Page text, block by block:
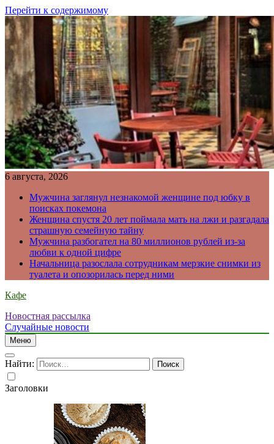
Перейти к содержимому
6 августа, 2026
Мужчина заглянул незнакомой женщине под юбку в
поисках покемона
Женщина спустя 20 лет поймала мать на лжи и разгадала
страшную семейную тайну
Мужчина разбогател на 80 миллионов рублей из-за
любви к одной цифре
Начальница разослала сотрудникам мерзкие снимки из
туалета и опозорилась перед ними
Кафе
Новостная рассылка
Случайные новости
Меню
Найти:
Заголовки